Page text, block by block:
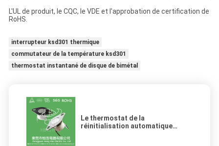
L'UL de produit, le CQC, le VDE et l'approbation de certification de
RoHS.
interrupteur ksd301 thermique
commutateur de la température ksd301
thermostat instantané de disque de bimétal
Le thermostat de la
réinitialisation automatique